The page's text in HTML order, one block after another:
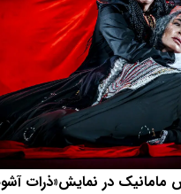
مامانیک در نمایش«ذرات